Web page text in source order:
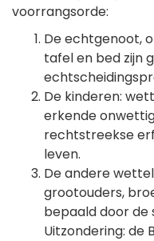
voorrangsorde:
De echtgenoot,
tafel en bed zijn
De kinderen:
erkende
rechtstreekse
leven.
De andere
grootouders,
bepaald door de
Uitzondering: de